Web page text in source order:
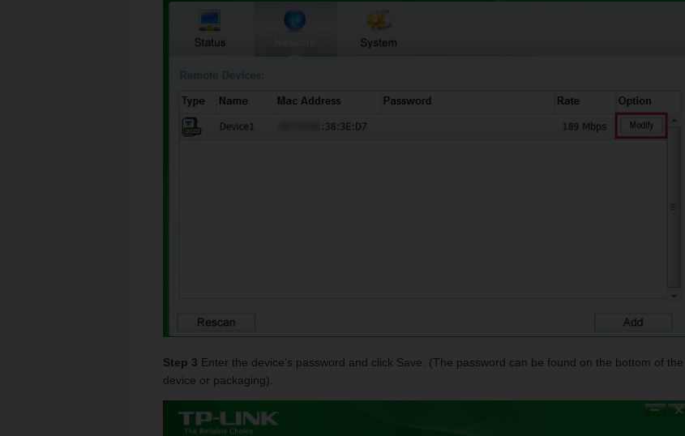
Step 3 Enter the device’s password and click Save. (The password can be found on the bottom of the
device or packaging).